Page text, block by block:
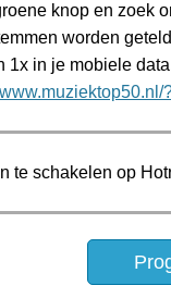
knop en zoek
worden
1x in je mobiele
te schakelen op